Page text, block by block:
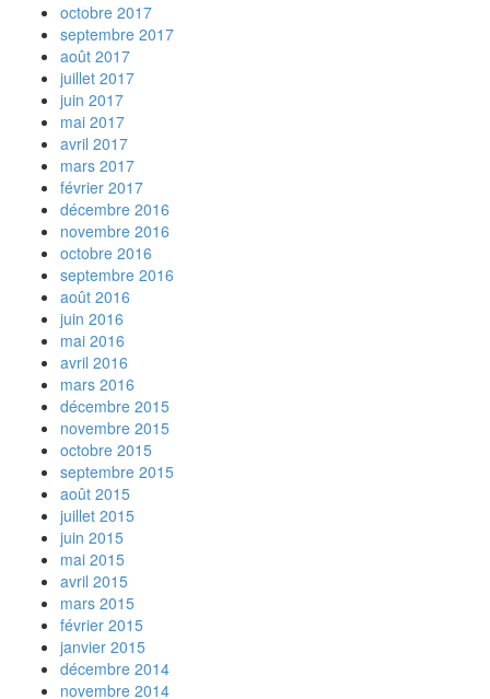
octobre 2017
septembre 2017
août 2017
juillet 2017
juin 2017
mai 2017
avril 2017
mars 2017
février 2017
décembre 2016
novembre 2016
octobre 2016
septembre 2016
août 2016
juin 2016
mai 2016
avril 2016
mars 2016
décembre 2015
novembre 2015
octobre 2015
septembre 2015
août 2015
juillet 2015
juin 2015
mai 2015
avril 2015
mars 2015
février 2015
janvier 2015
décembre 2014
novembre 2014